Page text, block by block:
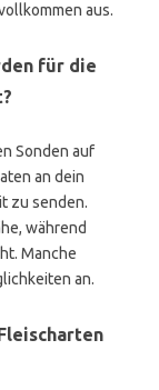
aus.
für die
Sonden auf
an dein
zu senden.
während
Manche
an.